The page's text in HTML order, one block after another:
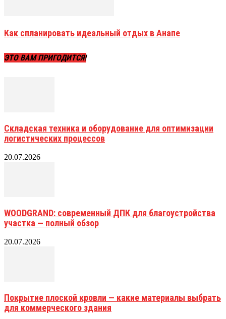
Как спланировать идеальный отдых в Анапе
ЭТО ВАМ ПРИГОДИТСЯ!
Складская техника и оборудование для оптимизации
логистических процессов
20.07.2026
WOODGRAND: современный ДПК для благоустройства
участка — полный обзор
20.07.2026
Покрытие плоской кровли — какие материалы выбрать
для коммерческого здания